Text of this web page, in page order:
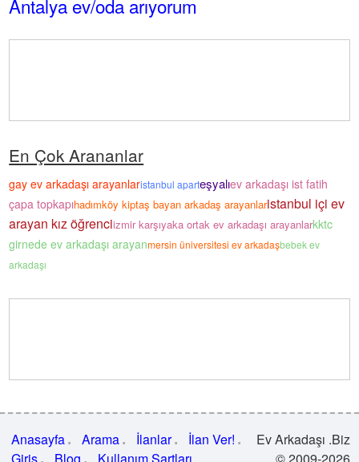
Antalya ev/oda arıyorum
En Çok Arananlar
gay ev arkadaşı arayanlaristanbul aparteşyalıev arkadaşı ist fatih
çapa topkapıhadımköy kiptaş bayan arkadaş arayanlaristanbul içi ev
arayan kız öğrenciizmir karşıyaka ortak ev arkadaşı arayanlarkktc
girnede ev arkadaşı arayanmersin üniversitesi ev arkadaşbebek ev
arkadaşı
Anasayfa Arama İlanlar
İlan Ver!
Ev Arkadaşı .Biz